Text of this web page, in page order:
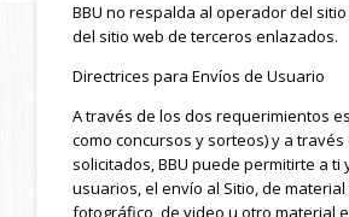
BBU no respalda al operador del
del sitio web de terceros enlazados.
Directrices para Envíos de Usuario
A través de los dos requerimientos
como concursos y sorteos) y a
solicitados, BBU puede permitirte a ti
usuarios, el envío al Sitio, de
fotográfico, de video u otro material